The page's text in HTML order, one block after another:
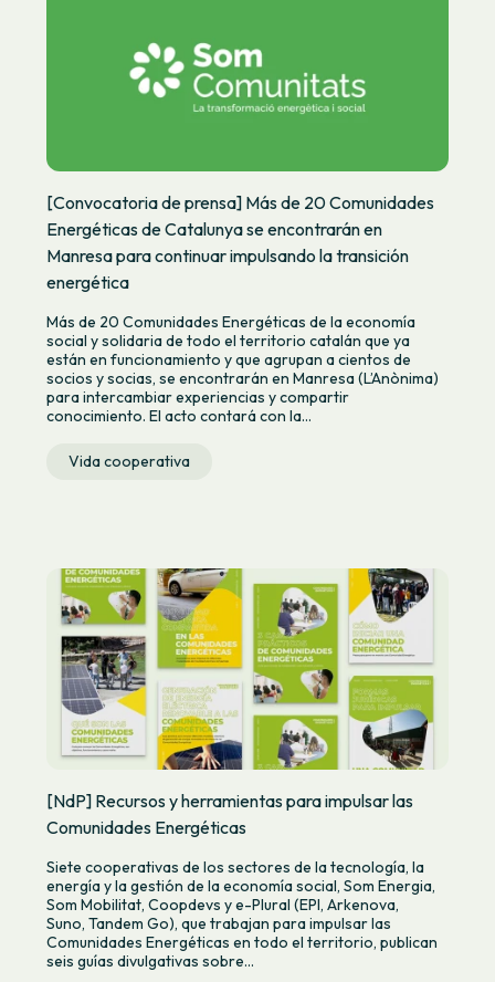
[Convocatoria de prensa] Más de 20 Comunidades
Energéticas de Catalunya se encontrarán en
Manresa para continuar impulsando la transición
energética
Más de 20 Comunidades Energéticas de la economía
social y solidaria de todo el territorio catalán que ya
están en funcionamiento y que agrupan a cientos de
socios y socias, se encontrarán en Manresa (L’Anònima)
para intercambiar experiencias y compartir
conocimiento. El acto contará con la...
Vida cooperativa
[NdP] Recursos y herramientas para impulsar las
Comunidades Energéticas
Siete cooperativas de los sectores de la tecnología, la
energía y la gestión de la economía social, Som Energia,
Som Mobilitat, Coopdevs y e-Plural (EPI, Arkenova,
Suno, Tandem Go), que trabajan para impulsar las
Comunidades Energéticas en todo el territorio, publican
seis guías divulgativas sobre...